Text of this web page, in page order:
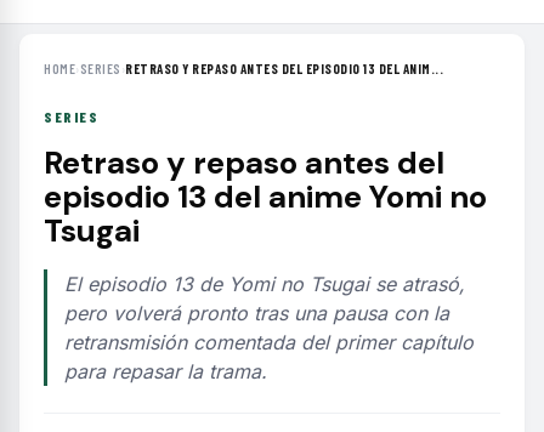
HOME› SERIES ›RETRASO Y REPASO ANTES DEL EPISODIO 13 DEL ANIM...
SERIES
Retraso y repaso antes del
episodio 13 del anime Yomi no
Tsugai
El episodio 13 de Yomi no Tsugai se atrasó,
pero volverá pronto tras una pausa con la
retransmisión comentada del primer capítulo
para repasar la trama.